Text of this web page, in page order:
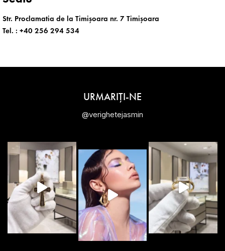
Str. Proclamatia de la Timișoara nr. 7 Timișoara
Tel. : +40 256 294 534
URMARIȚI-NE
@verighetejasmin